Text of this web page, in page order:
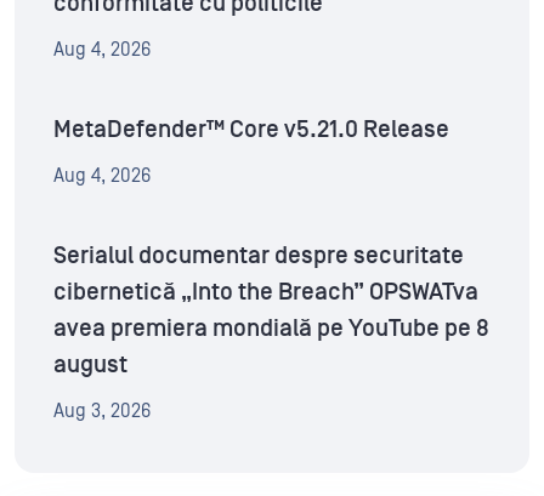
Aug 4, 2026
MetaDefender™ Core v5.21.0 Release
Aug 4, 2026
Serialul documentar despre securitate
cibernetică „Into the Breach” OPSWATva
avea premiera mondială pe YouTube pe 8
august
Aug 3, 2026